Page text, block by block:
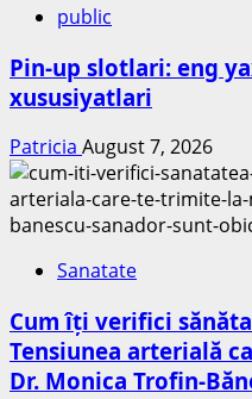
public
Pin-up slotlari: eng
xususiyatlari
Patricia August 7, 2026
Sanatate
Cum îți verifici
Tensiunea arterială
Dr. Monica Trofin-